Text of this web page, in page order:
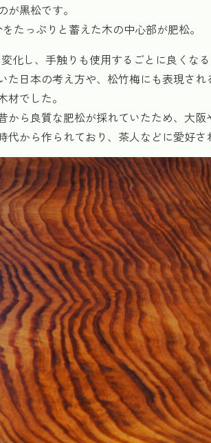
黒松です。
たっぷりと蓄えた木の中心部が肥松。
化し、手触りも使用するごとに良くな
た日本の考え方や、松竹梅にも表現さ
でした。
ら良質な肥松が採れていたため、大阪
から作られており、茶人などに愛好さ